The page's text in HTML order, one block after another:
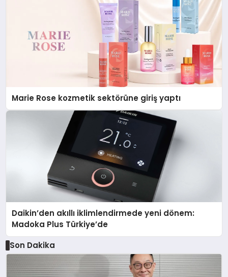
Marie Rose kozmetik sektörüne giriş yaptı
Daikin’den akıllı iklimlendirmede yeni dönem:
Madoka Plus Türkiye’de
Son Dakika